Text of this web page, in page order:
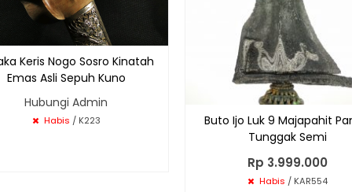
Keris Nogo Sosro Kinatah
Emas Asli Sepuh Kuno
Hubungi Admin
Habis / K223
Buto Ijo Luk 9 Majapahit
Tunggak Semi
Rp 3.999.000
Habis / KAR554